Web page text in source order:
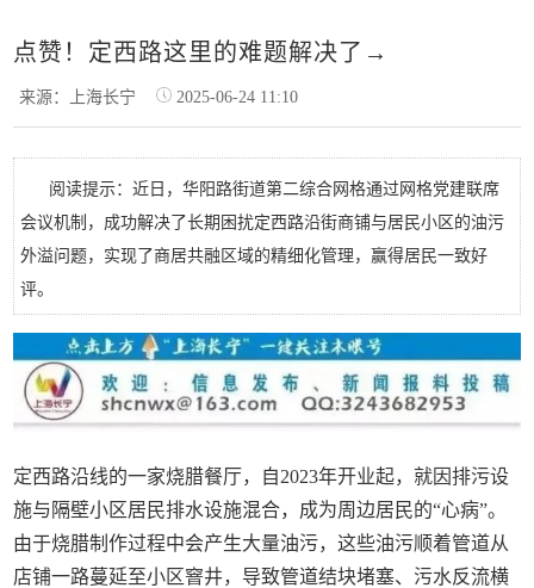
点赞！定西路这里的难题解决了→
来源：上海长宁 2025-06-24 11:10
阅读提示：近日，华阳路街道第二综合网格通过网格党建联席
会议机制，成功解决了长期困扰定西路沿街商铺与居民小区的油污
外溢问题，实现了商居共融区域的精细化管理，赢得居民一致好
评。
定西路沿线的一家烧腊餐厅，自2023年开业起，就因排污设
施与隔壁小区居民排水设施混合，成为周边居民的“心病”。
由于烧腊制作过程中会产生大量油污，这些油污顺着管道从
店铺一路蔓延至小区窨井，导致管道结块堵塞、污水反流横